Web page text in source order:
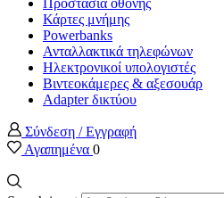
Προστασία οθόνης
Κάρτες μνήμης
Powerbanks
Ανταλλακτικά τηλεφώνων
Ηλεκτρονικοί υπολογιστές
Βιντεοκάμερες & αξεσουάρ
Adapter δικτύου
Σύνδεση / Εγγραφή
Αγαπημένα 0